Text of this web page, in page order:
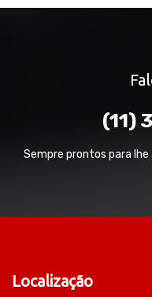
(11)
Sempre prontos para
Localização